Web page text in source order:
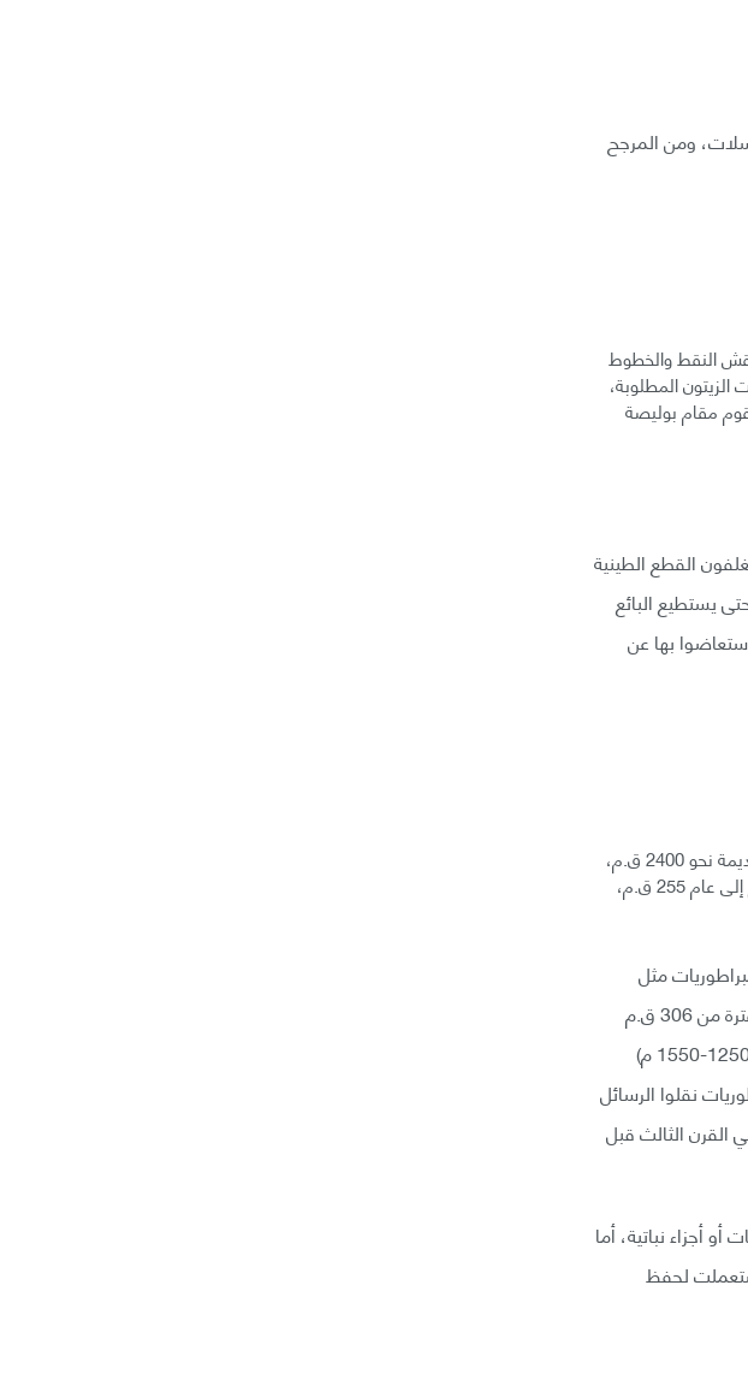
ومن المرجح
الطينية لنقش النقط والخطوط
المطلوبة،
مقام بوليصة
العراقيون القدماء يغلفون القطع الطينية
يستطيع البائع
بها عن
ظهر أول نظامٍ بريدي موثق ترعاه الدولة وتوظف له السعاة الذين تناط بهم مهمة نقل الرسائل في مصر القديمة نحو 2400 ق.م،
حين استعمل الفراعنة سعاة البريد لينقلوا مراسيمهم عبر أراضي الدولة. وأقدم رسالة بريدية وصلت إلينا ترجع إلى عام 255 ق.م،
مثل
الإمبراطورية الفارسية في الهلال الخصيب (نحو 500-220 ق.م) وأسرة هان الحاكمة في الصين في الفترة من 306 ق.م
حتى 221 م. والإمبراطورية الإسلامية (622-1923 م) في الجزيرة العربية وإمبراطورية الإنكا في البيرو (1250-1550 م)
نقلوا الرسائل
القرن الثالث قبل
أجزاء نباتية، أما
لحفظ